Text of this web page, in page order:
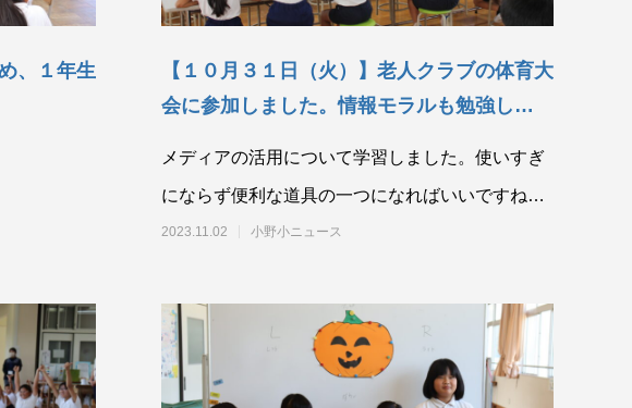
、１年生
【１０月３１日（火）】老人クラブの体育大
会に参加しました。情報モラルも勉強しまし
メディアの活用について学習しました。使いすぎ
にならず便利な道具の一つになればいいですね。
宇宙との交信？？をしました。
2023.11.02 小野小ニュース